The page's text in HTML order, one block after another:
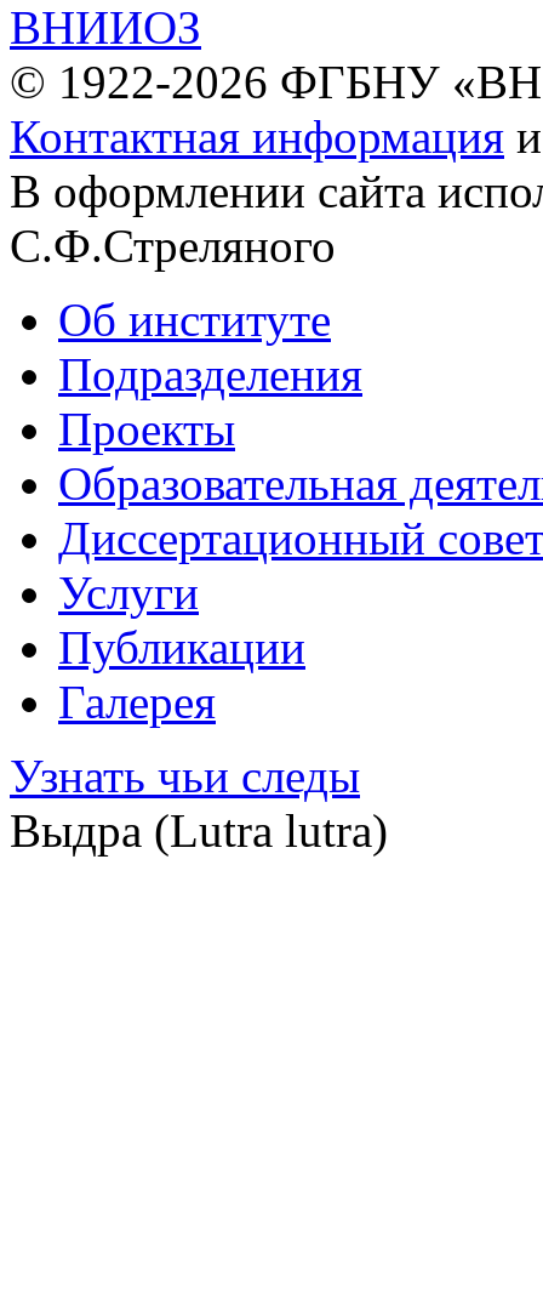
ВНИИОЗ
© 1922-2026 ФГБНУ
Контактная информация
В оформлении сайта
С.Ф.Стреляного
Об институте
Подразделения
Проекты
Образовательная
Диссертационный
Услуги
Публикации
Галерея
Узнать чьи следы
Выдра (Lutra lutra)